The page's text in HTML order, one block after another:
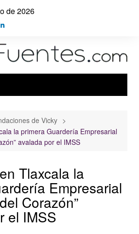
de 2026
de Vicky
la primera Guardería Empresarial
avalada por el IMSS
Tlaxcala la
Empresarial
Corazón”
el IMSS